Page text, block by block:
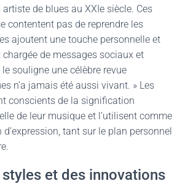
de blues au XXIe siècle. Ces
contentent pas de reprendre les
ajoutent une touche personnelle et
de messages sociaux et
souligne une célèbre revue
n’a jamais été aussi vivant. » Les
conscients de la signification
de leur musique et l’utilisent comme
tant sur le plan personnel
et des innovations